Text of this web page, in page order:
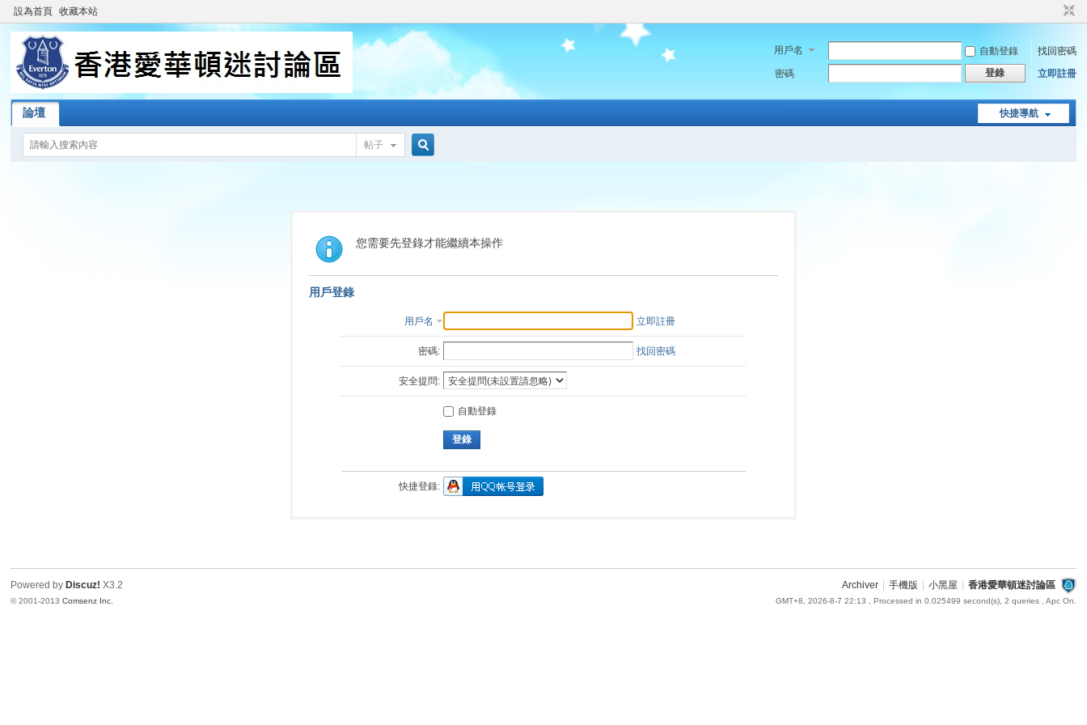
設為首頁 收藏本站
用戶名 自動登錄
找回密碼
密碼
登錄 立即註冊
快捷導航
論壇
帖子
索
您需要先登錄才能繼續本操作
用戶登錄
用戶名 立即註冊
密碼: 找回密碼
安全提問:
自動登錄
登錄
快捷登錄:
Archiver 手機版 小黑屋 香港愛華頓迷討論區
GMT+8, 2026-8-7 22:13 , Processed in 0.025499 second(s), 2 queries , Apc On.
Powered by Discuz! X3.2
© 2001-2013Comsenz Inc.